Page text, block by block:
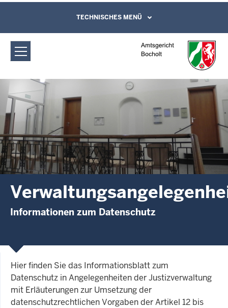
Amtsgericht Bocholt:
Verwaltungsangelegenheiten
Direkt zum Inhalt
Leichte Sprache, Gebärdensprachenvideo
und Kontaktformular
TECHNISCHES MENÜ
Informationen zum Datenschutz
Hier finden Sie das Informationsblatt zum
Datenschutz in Angelegenheiten der Justizverwaltung
mit Erläuterungen zur Umsetzung der
datenschutzrechtlichen Vorgaben der Artikel 12 bis